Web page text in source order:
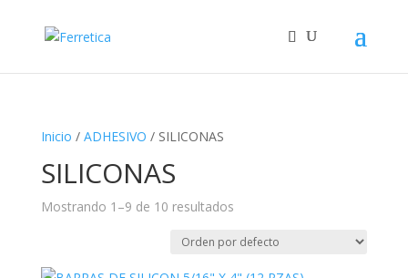
Inicio / ADHESIVO / SILICONAS
SILICONAS
Mostrando 1–9 de 10 resultados